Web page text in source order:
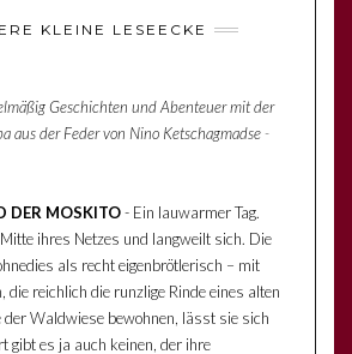
KLEINE LESEECKE
Geschichten und Abenteuer mit der
aus der Feder von Nino Ketschagmadse-
DER MOSKITO- Ein lauwarmer Tag.
ihres Netzes und langweilt sich. Die
als recht eigenbrötlerisch – mit
die reichlich die runzlige Rinde eines alten
der Waldwiese bewohnen, lässt sie sich
gibt es ja auch keinen, der ihre